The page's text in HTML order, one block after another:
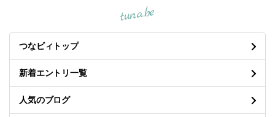
tuna.be
つなビィトップ
新着エントリ一覧
人気のブログ